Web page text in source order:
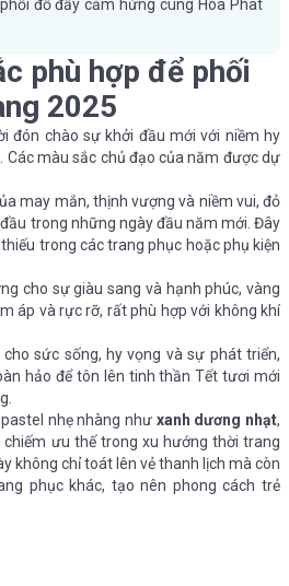
đồ đầy cảm hứng cùng Hoa Phat
phù hợp để phối
2025
đón chào sự khởi đầu mới với niềm hy
Các màu sắc chủ đạo của năm được dự
may mắn, thịnh vượng và niềm vui, đỏ
trong những ngày đầu năm mới. Đây
trong các trang phục hoặc phụ kiện
cho sự giàu sang và hạnh phúc, vàng
áp và rực rỡ, rất phù hợp với không khí
cho sức sống, hy vọng và sự phát triển,
hảo để tôn lên tinh thần Tết tươi mới
nhẹ nhàng như xanh dương nhạt,
chiếm ưu thế trong xu hướng thời trang
không chỉ toát lên vẻ thanh lịch mà còn
phục khác, tạo nên phong cách trẻ